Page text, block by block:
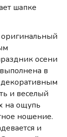
шапке
осени
в
декоративным
и веселый
на ощупь
ношение.
и